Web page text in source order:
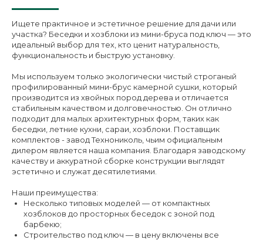
Ищете практичное и эстетичное решение для дачи или
участка? Беседки и хозблоки из мини-бруса под ключ — это
идеальный выбор для тех, кто ценит натуральность,
функциональность и быструю установку.
Мы используем только экологически чистый строганый
профилированный мини-брус камерной сушки, который
производится из хвойных пород дерева и отличается
стабильным качеством и долговечностью. Он отлично
подходит для малых архитектурных форм, таких как
беседки, летние кухни, сараи, хозблоки. Поставщик
комплектов - завод Технониколь, чьим официальным
дилером является наша компания. Благодаря заводскому
качеству и аккуратной сборке конструкции выглядят
эстетично и служат десятилетиями.
Наши преимущества:
Несколько типовых моделей — от компактных
хозблоков до просторных беседок с зоной под
барбекю;
Строительство под ключ — в цену включены все